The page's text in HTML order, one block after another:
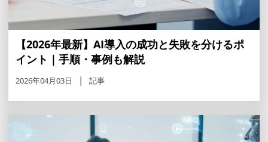
【2026年最新】AI導入の成功と失敗を分けるポ
イント｜手順・事例も解説
2026年04月03日 記事